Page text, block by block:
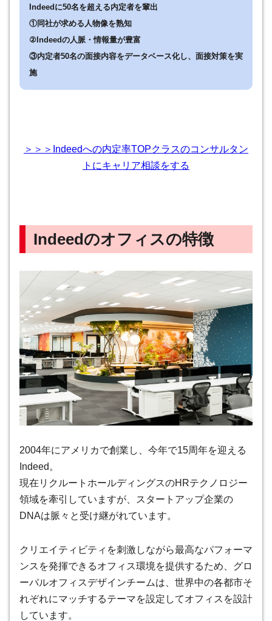
Indeedに50名を超える内定者を輩出
①同社が求める人物像を熟知
②Indeedの人脈・情報量が豊富
③内定者50名の面接内容をデータベース化し、面接対策を実
施
＞＞＞Indeedへの内定率TOPクラスのコンサルタン
トにキャリア相談をする
Indeedのオフィスの特徴
2004年にアメリカで創業し、今年で15周年を迎える
Indeed。
現在リクルートホールディングスのHRテクノロジー
領域を牽引していますが、スタートアップ企業の
DNAは脈々と受け継がれています。
クリエイティビティを刺激しながら最高なパフォーマ
ンスを発揮できるオフィス環境を提供するため、グロ
ーバルオフィスデザインチームは、世界中の各都市そ
れぞれにマッチするテーマを設定してオフィスを設計
しています。